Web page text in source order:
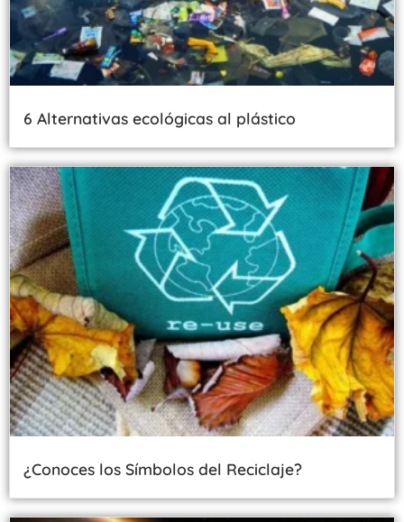
6 Alternativas ecológicas al plástico
¿Conoces los Símbolos del Reciclaje?